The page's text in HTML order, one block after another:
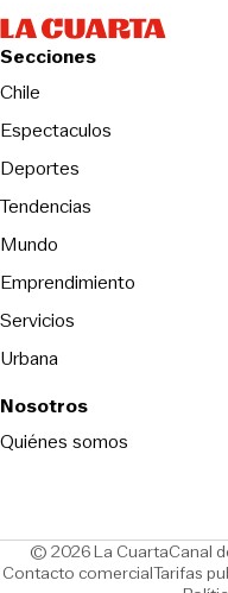
Secciones
Chile
Espectaculos
Deportes
Tendencias
Mundo
Emprendimiento
Servicios
Urbana
Nosotros
Quiénes somos
© 2026 La CuartaCanal
Contacto comercialOpens in
Tarifas